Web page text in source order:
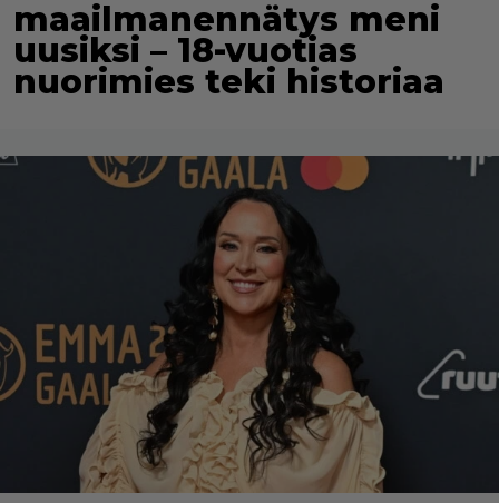
maailmanennätys meni
uusiksi – 18-vuotias
nuorimies teki historiaa